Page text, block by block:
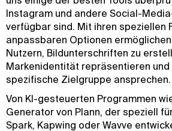
Instagram und andere Social-
verfügbar sind. Mit ihren speziellen
anpassbaren Optionen
Nutzern, Bildunterschriften zu
Markenidentität repräsentieren
spezifische Zielgruppe ansprechen.
Von KI-gesteuerten Programmen
Generator von Plann, der speziell
Spark, Kapwing oder Wavve